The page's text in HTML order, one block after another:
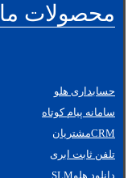
محصولات ما
حسابداری هلو
سامانه پیام کوتاه
CRMمشتریان
تلفن ثابت ابری
دانلود هلوSLM